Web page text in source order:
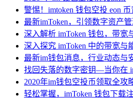
警惕！imtoken 钱包空投 eon
最新imToken，引领数字资产
深入解析 imToken 钱包，带宽
深入探究 imToken 中的带宽与
最新im钱包消息，行业动态与
找回失落的数字密钥—当你在
2020年im钱包空投币领取全攻
轻松掌握，imToken 钱包下载